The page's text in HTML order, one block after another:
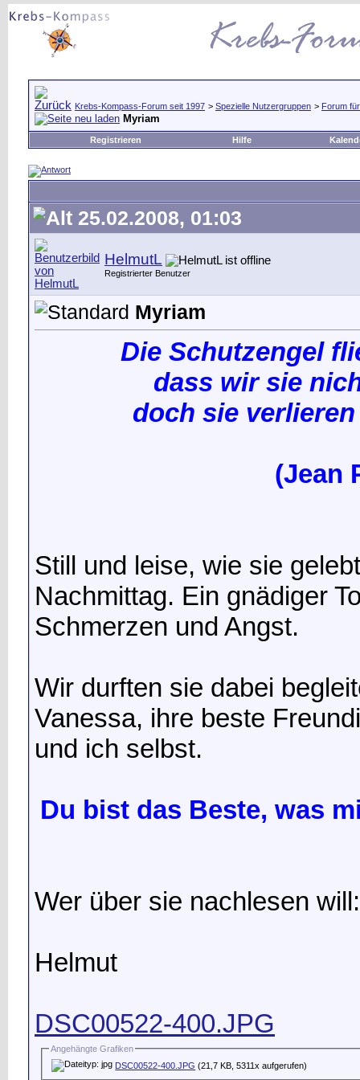
Krebs-Kompass-Forum seit 1997 > Spezielle Nutzergruppen > Forum
Myriam
Registrieren Hilfe
25.02.2008, 01:03
HelmutL
Registrierter Benutzer
Myriam
Die Schutzengel
dass wir sie
doch sie
(Jean
Still und leise, wie sie
Nachmittag. Ein gnädiger
Schmerzen und Angst.
Wir durften sie dabei
Vanessa, ihre beste
und ich selbst.
Du bist das Beste, was
Wer über sie nachlesen
Helmut
DSC00522-400.JPG
Angehängte Grafiken
DSC00522-400.JPG (21,7 KB, 5311x aufgerufen)